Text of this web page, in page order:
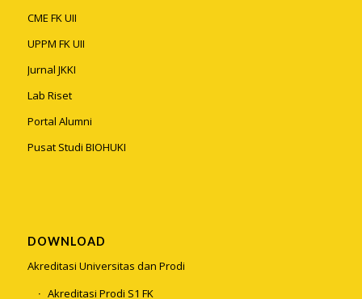
CME FK UII
UPPM FK UII
Jurnal JKKI
Lab Riset
Portal Alumni
Pusat Studi BIOHUKI
DOWNLOAD
Akreditasi Universitas dan Prodi
Akreditasi Prodi S1 FK